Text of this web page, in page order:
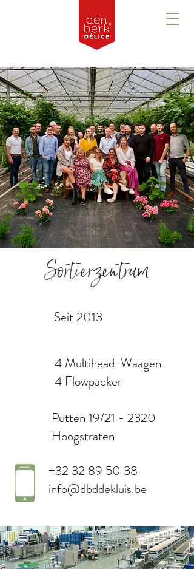
Sortierzentrum
Seit 2013
4 Multihead-Waagen
4 Flowpacker
Putten 19/21 - 2320
Hoogstraten
+32 32 89 50 38
info@dbddekluis.be